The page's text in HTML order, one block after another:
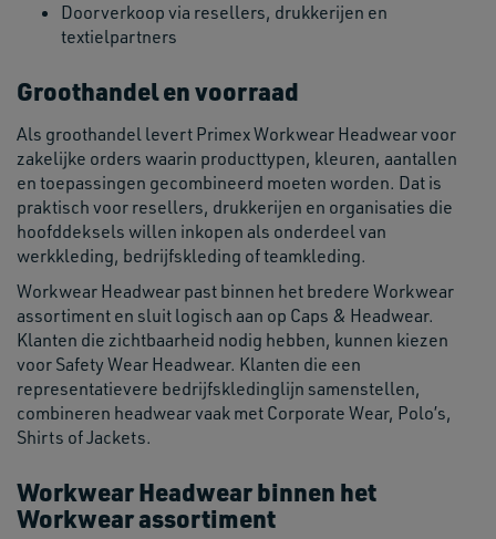
Doorverkoop via resellers, drukkerijen en
textielpartners
Groothandel en voorraad
Als groothandel levert Primex Workwear Headwear voor
zakelijke orders waarin producttypen, kleuren, aantallen
en toepassingen gecombineerd moeten worden. Dat is
praktisch voor resellers, drukkerijen en organisaties die
hoofddeksels willen inkopen als onderdeel van
werkkleding, bedrijfskleding of teamkleding.
Workwear Headwear past binnen het bredere Workwear
assortiment en sluit logisch aan op Caps & Headwear.
Klanten die zichtbaarheid nodig hebben, kunnen kiezen
voor Safety Wear Headwear. Klanten die een
representatievere bedrijfskledinglijn samenstellen,
combineren headwear vaak met Corporate Wear, Polo’s,
Shirts of Jackets.
Workwear Headwear binnen het
Workwear assortiment